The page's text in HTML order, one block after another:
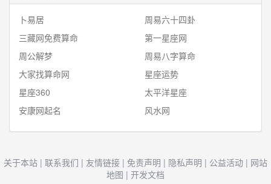
卜易居
周易六十四卦
三藏网免费算命
第一星座网
周公解梦
周易八字算命
大家找算命网
星座运势
星座360
太平洋星座
安康网起名
风水网
关于本站 | 联系我们 | 友情链接 | 免责声明 | 隐私声明 | 公益活动 | 网站
地图 | 开发文档